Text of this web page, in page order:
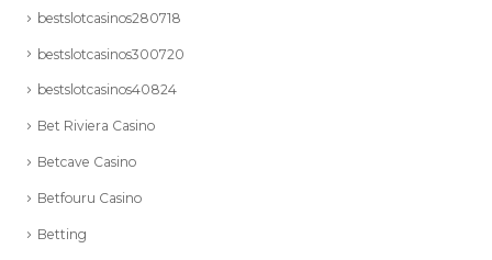
bestslotcasinos280718
bestslotcasinos300720
bestslotcasinos40824
Bet Riviera Casino
Betcave Casino
Betfouru Casino
Betting